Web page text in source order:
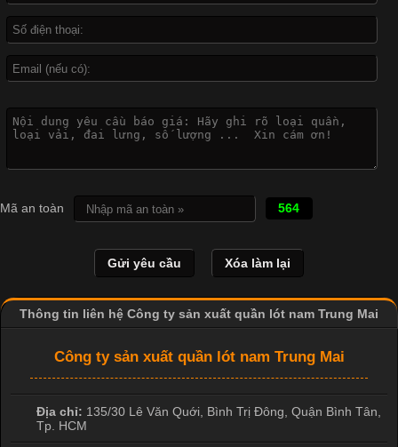
dụng rộng rãi trong sản xuất áo thun, đồ thể thao
Vì Sao Cơ Sở Sản Xuất Quần Lót Nam Ưa Chuộng Vải
Cotton?
Vải cotton là một trong những chất liệu được sử dụng rộng rãi
và thấm hút mồ hôi tốt. Đây cũng là loại vải được nhiều công ty
sản xuất quần lót nam lựa chọn để tạo ra các sản phẩm chất
Mã an toàn 564
Thông tin liên hệ Công ty sản xuất quần lót nam Trung Mai
Công ty sản xuất quần lót nam Trung Mai
Địa chỉ: 135/30 Lê Văn Quới, Bình Trị Đông, Quận Bình Tân,
Tp. HCM